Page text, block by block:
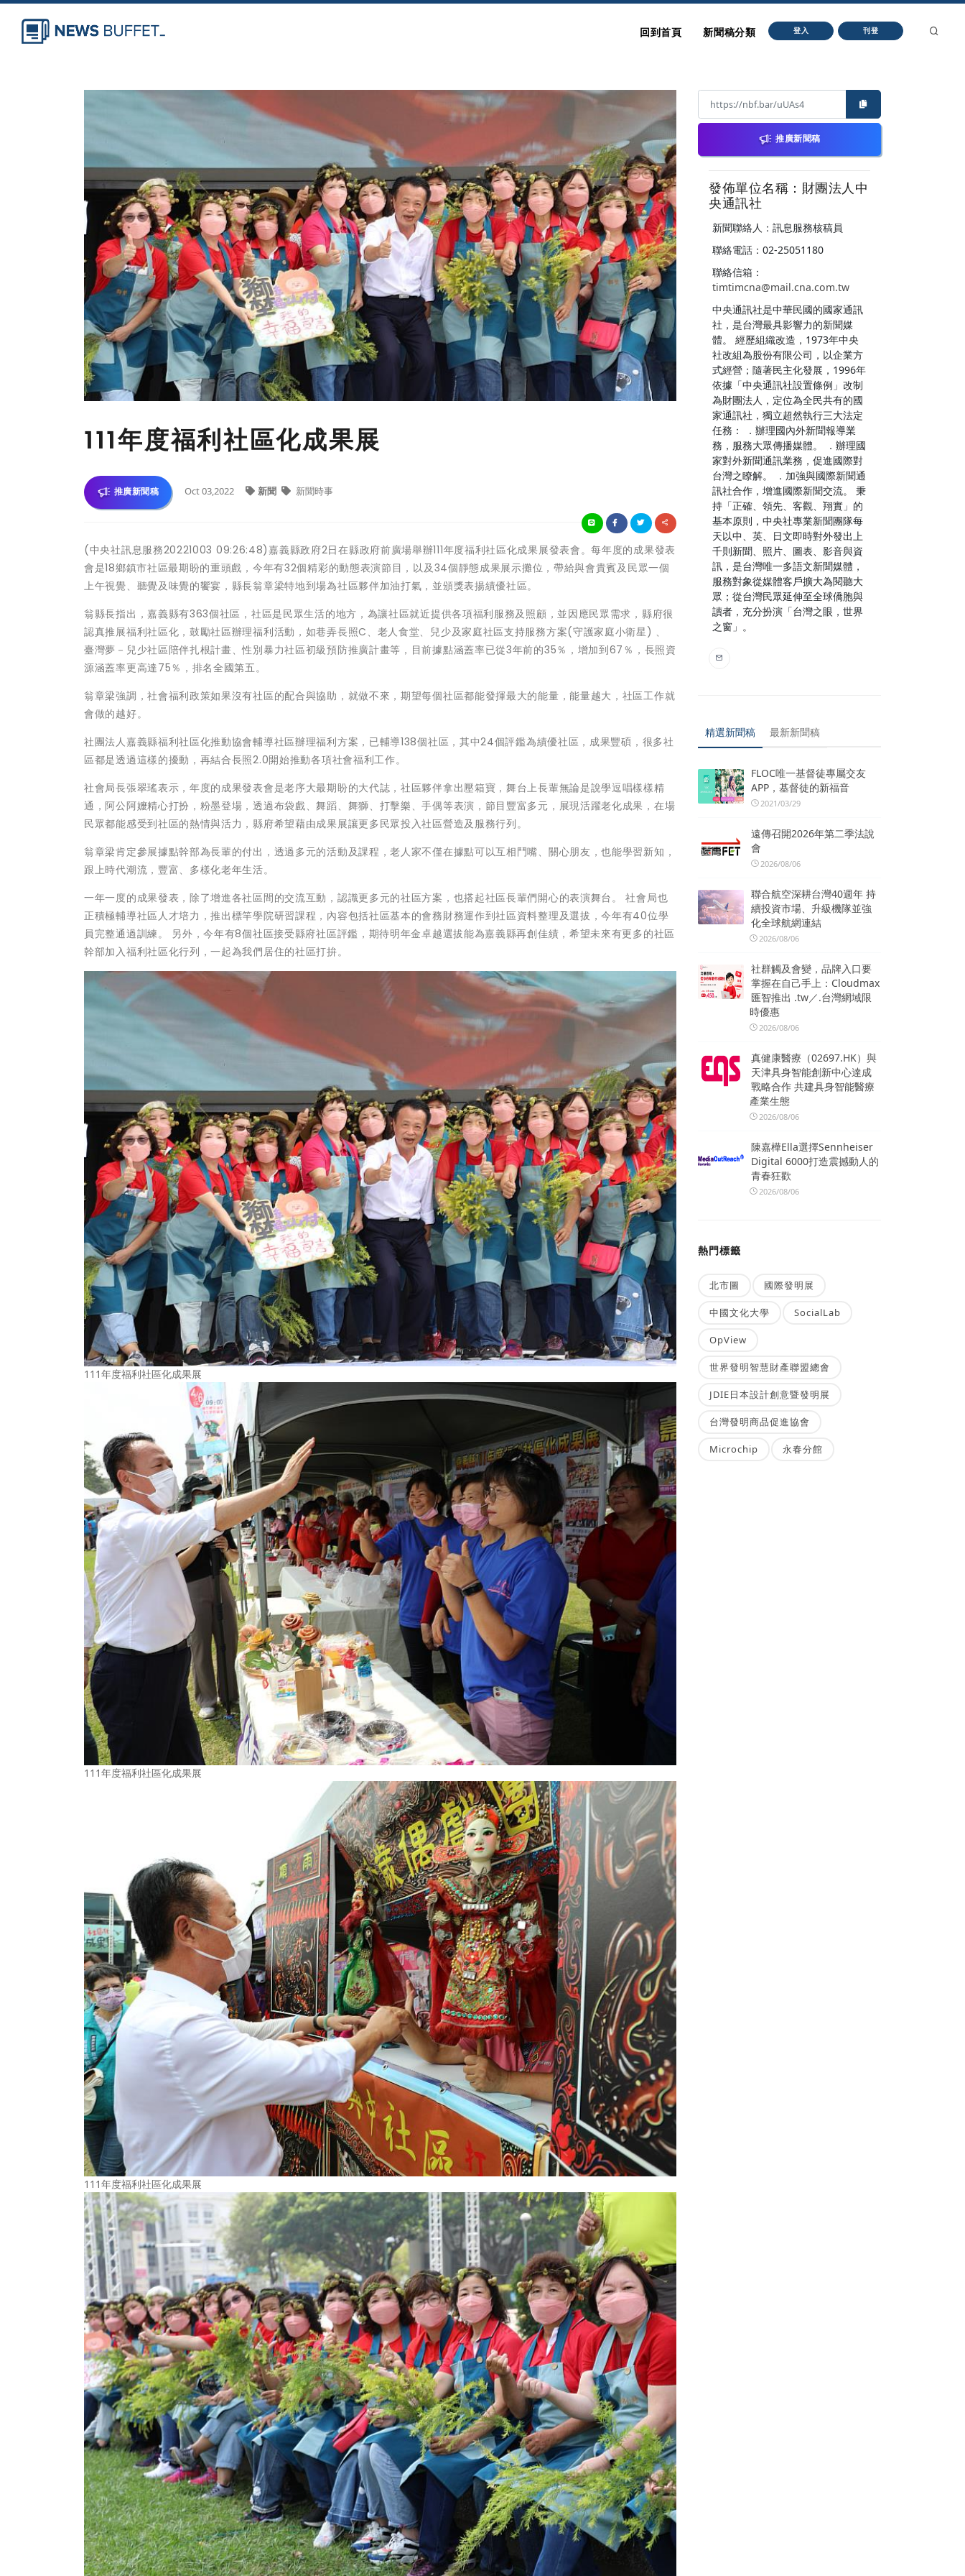
回到首頁 新聞稿分類 登入 刊登
111年度福利社區化成果展
推廣新聞稿 Oct 03,2022 新聞 新聞時事
(中央社訊息服務20221003 09:26:48)嘉義縣政府2日在縣政府前廣場舉辦111年度福利社區化成果展發表會。每年度的成果發表
會是18鄉鎮市社區最期盼的重頭戲，今年有32個精彩的動態表演節目，以及34個靜態成果展示攤位，帶給與會貴賓及民眾一個
上午視覺、聽覺及味覺的饗宴，縣長翁章梁特地到場為社區夥伴加油打氣，並頒獎表揚績優社區。
翁縣長指出，嘉義縣有363個社區，社區是民眾生活的地方，為讓社區就近提供各項福利服務及照顧，並因應民眾需求，縣府很
認真推展福利社區化，鼓勵社區辦理福利活動，如巷弄長照C、老人食堂、兒少及家庭社區支持服務方案(守護家庭小衛星) 、
臺灣夢－兒少社區陪伴扎根計畫、性別暴力社區初級預防推廣計畫等，目前據點涵蓋率已從3年前的35％，增加到67％，長照資
源涵蓋率更高達75％，排名全國第五。
翁章梁強調，社會福利政策如果沒有社區的配合與協助，就做不來，期望每個社區都能發揮最大的能量，能量越大，社區工作就
會做的越好。
社團法人嘉義縣福利社區化推動協會輔導社區辦理福利方案，已輔導138個社區，其中24個評鑑為績優社區，成果豐碩，很多社
區都是透過這樣的擾動，再結合長照2.0開始推動各項社會福利工作。
社會局長張翠瑤表示，年度的成果發表會是老序大最期盼的大代誌，社區夥伴拿出壓箱寶，舞台上長輩無論是說學逗唱樣樣精
通，阿公阿嬤精心打扮，粉墨登場，透過布袋戲、舞蹈、舞獅、打擊樂、手偶等表演，節目豐富多元，展現活躍老化成果，在場
民眾都能感受到社區的熱情與活力，縣府希望藉由成果展讓更多民眾投入社區營造及服務行列。
翁章梁肯定參展據點幹部為長輩的付出，透過多元的活動及課程，老人家不僅在據點可以互相鬥嘴、關心朋友，也能學習新知，
跟上時代潮流，豐富、多樣化老年生活。
一年一度的成果發表，除了增進各社區間的交流互動，認識更多元的社區方案，也搭起社區長輩們開心的表演舞台。 社會局也
正積極輔導社區人才培力，推出標竿學院研習課程，內容包括社區基本的會務財務運作到社區資料整理及選拔，今年有40位學
員完整通過訓練。 另外，今年有8個社區接受縣府社區評鑑，期待明年金卓越選拔能為嘉義縣再創佳績，希望未來有更多的社區
幹部加入福利社區化行列，一起為我們居住的社區打拚。
111年度福利社區化成果展
111年度福利社區化成果展
111年度福利社區化成果展
推廣新聞稿
發佈單位名稱：財團法人中
央通訊社
新聞聯絡人：訊息服務核稿員
聯絡電話：02-25051180
聯絡信箱：
timtimcna@mail.cna.com.tw
中央通訊社是中華民國的國家通訊
社，是台灣最具影響力的新聞媒
體。 經歷組織改造，1973年中央
社改組為股份有限公司，以企業方
式經營；隨著民主化發展，1996年
依據「中央通訊社設置條例」改制
為財團法人，定位為全民共有的國
家通訊社，獨立超然執行三大法定
任務： ．辦理國內外新聞報導業
務，服務大眾傳播媒體。 ．辦理國
家對外新聞通訊業務，促進國際對
台灣之瞭解。 ．加強與國際新聞通
訊社合作，增進國際新聞交流。 秉
持「正確、領先、客觀、翔實」的
基本原則，中央社專業新聞團隊每
天以中、英、日文即時對外發出上
千則新聞、照片、圖表、影音與資
訊，是台灣唯一多語文新聞媒體，
服務對象從媒體客戶擴大為閱聽大
眾；從台灣民眾延伸至全球僑胞與
讀者，充分扮演「台灣之眼，世界
之窗」。
精選新聞稿 最新新聞稿
FLOC唯一基督徒專屬交友
APP，基督徒的新福音
2021/03/29
遠傳召開2026年第二季法說
會
2026/08/06
聯合航空深耕台灣40週年 持
續投資市場、升級機隊並強
化全球航網連結
2026/08/06
社群觸及會變，品牌入口要
掌握在自己手上：Cloudmax
匯智推出 .tw／.台灣網域限
時優惠
2026/08/06
真健康醫療（02697.HK）與
天津具身智能創新中心達成
戰略合作 共建具身智能醫療
產業生態
2026/08/06
陳嘉樺Ella選擇Sennheiser
Digital 6000打造震撼動人的
青春狂歡
2026/08/06
熱門標籤
北市圖 國際發明展
中國文化大學 SocialLab
OpView
世界發明智慧財產聯盟總會
JDIE日本設計創意暨發明展
台灣發明商品促進協會
Microchip 永春分館